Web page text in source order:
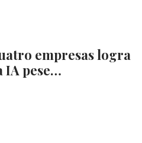
empresas logra
IA pese…